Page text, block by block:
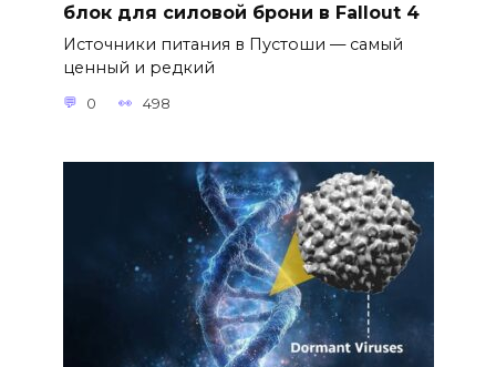
блок для силовой брони в Fallout 4
Источники питания в Пустоши — самый
ценный и редкий
0 498